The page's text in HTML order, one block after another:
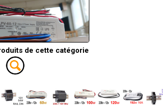
de cette catégorie